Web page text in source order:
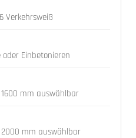
Verkehrsweiß
Einbetonieren
mm auswählbar
mm auswählbar